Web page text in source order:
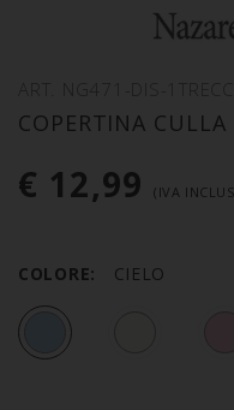
COPERTINA
€ 12,99 (IVA
COLORE: CIELO